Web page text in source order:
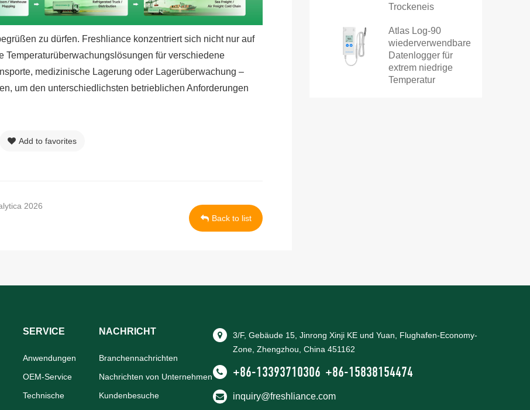
zu dürfen. Freshliance konzentriert sich nicht nur auf
Temperaturüberwachungslösungen für verschiedene
medizinische Lagerung oder Lagerüberwachung –
um den unterschiedlichsten betrieblichen Anforderungen
Add to favorites
2026
Back to list
Trockeneis
Atlas Log-90
wiederverwendbarer
Datenlogger für
extrem niedrige
Temperatur
SERVICE
Anwendungen
OEM-Service
Technische
NACHRICHT
Branchennachrichten
Nachrichten von Unternehmen
Kundenbesuche
3/F, Gebäude 15, Jinrong Xinji KE und Yuan, Flughafen-Economy-
Zone, Zhengzhou, China 451162
+86-13393710306 +86-15838154474
inquiry@freshliance.com